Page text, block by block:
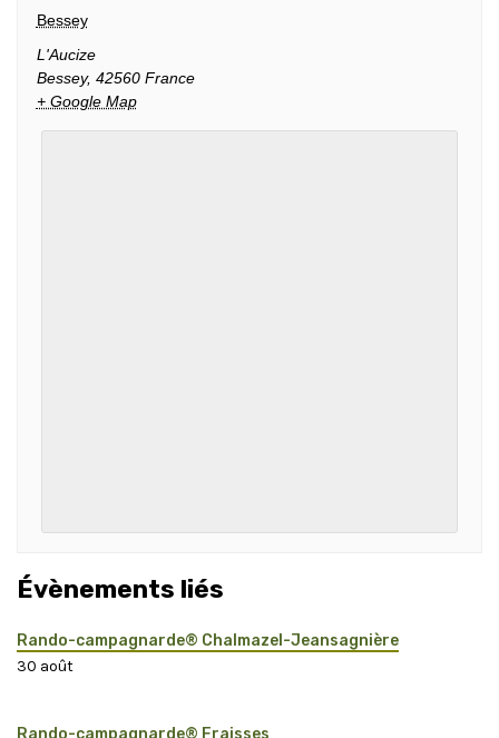
Bessey
L'Aucize
Bessey, 42560 France
+ Google Map
Évènements liés
Rando-campagnarde® Chalmazel-Jeansagnière
30 août
Rando-campagnarde® Fraisses